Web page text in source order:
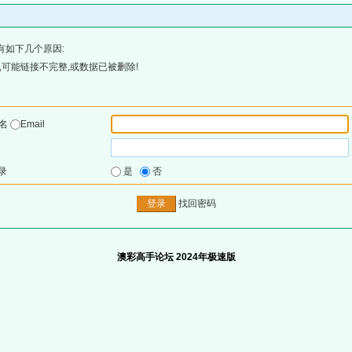
如下几个原因:
能链接不完整,或数据已被删除!
Email
是 否
找回密码
澳彩高手论坛 2024年极速版